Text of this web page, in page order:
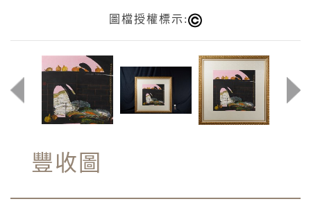
圖檔授權標示:
豐收圖